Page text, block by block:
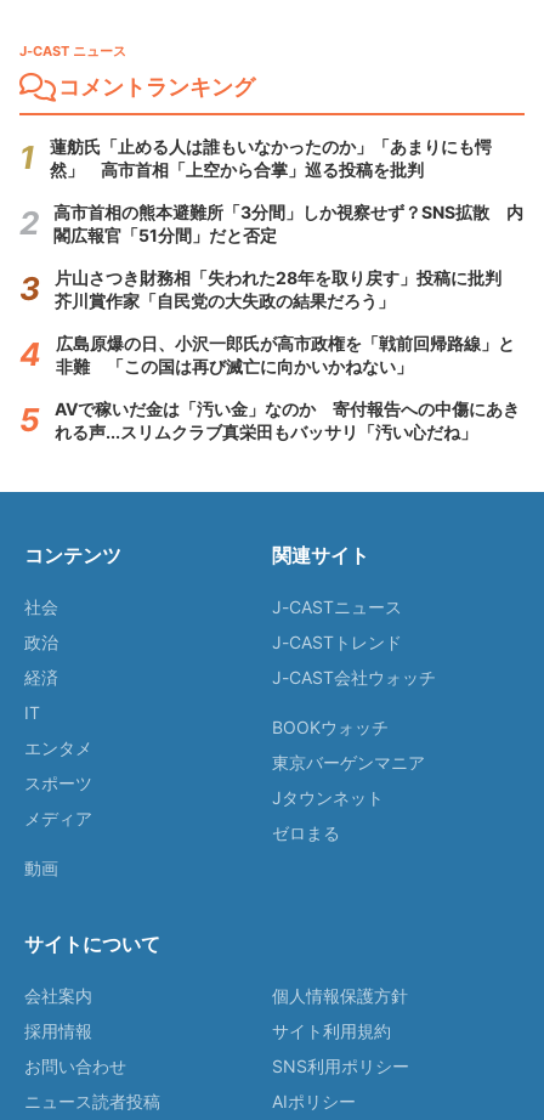
J-CAST ニュース
コメントランキング
蓮舫氏「止める人は誰もいなかったのか」「あまりにも愕
然」 高市首相「上空から合掌」巡る投稿を批判
高市首相の熊本避難所「3分間」しか視察せず？SNS拡散 内
閣広報官「51分間」だと否定
片山さつき財務相「失われた28年を取り戻す」投稿に批判
芥川賞作家「自民党の大失政の結果だろう」
広島原爆の日、小沢一郎氏が高市政権を「戦前回帰路線」と
非難 「この国は再び滅亡に向かいかねない」
AVで稼いだ金は「汚い金」なのか 寄付報告への中傷にあき
れる声...スリムクラブ真栄田もバッサリ「汚い心だね」
コンテンツ
社会
政治
経済
IT
エンタメ
スポーツ
メディア
動画
関連サイト
J-CASTニュース
J-CASTトレンド
J-CAST会社ウォッチ
BOOKウォッチ
東京バーゲンマニア
Jタウンネット
ゼロまる
サイトについて
会社案内
採用情報
お問い合わせ
ニュース読者投稿
個人情報保護方針
サイト利用規約
SNS利用ポリシー
AIポリシー